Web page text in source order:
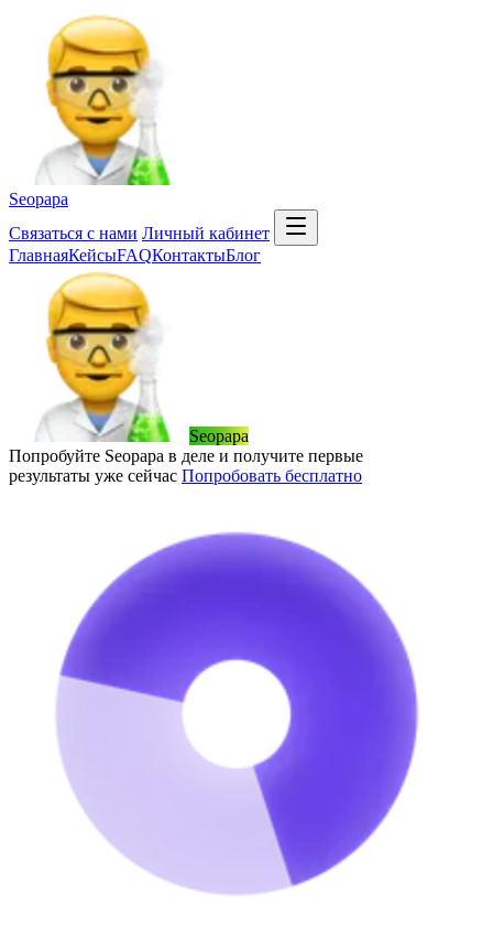
Seopapa
Связаться с нами Личный кабинет
ГлавнаяКейсыFAQКонтактыБлог
Seopapa
Попробуйте Seopapa в деле и получите первые
результаты уже сейчас Попробовать бесплатно